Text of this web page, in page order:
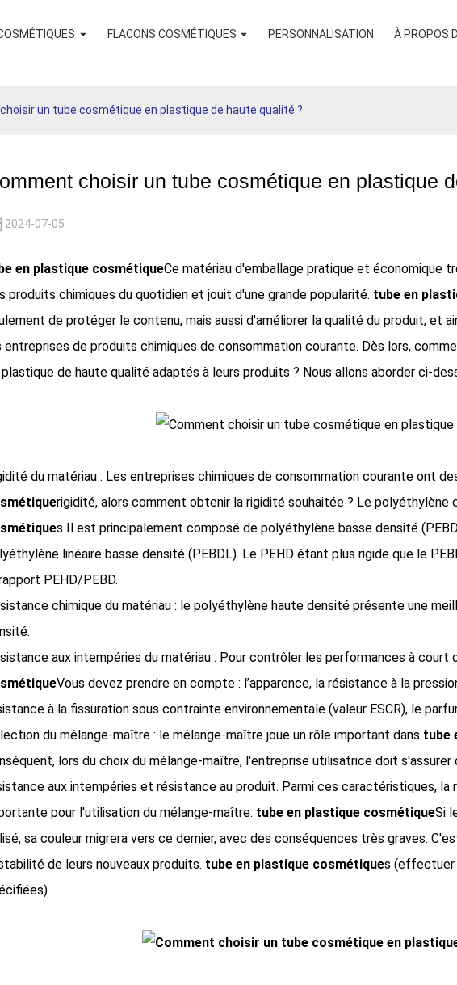
FLACONS COSMÉTIQUES PERSONNALISATION À PROPOS
un tube cosmétique en plastique de haute qualité ?
choisir un tube cosmétique en plastique
2024-07-05
en plastique cosmétiqueCe matériau d'emballage pratique et économique
produits chimiques du quotidien et jouit d'une grande popularité. tube en
de protéger le contenu, mais aussi d'améliorer la qualité du produit, et
entreprises de produits chimiques de consommation courante. Dès lors,
de haute qualité adaptés à leurs produits ? Nous allons aborder ci-
du matériau : Les entreprises chimiques de consommation courante ont
rigidité, alors comment obtenir la rigidité souhaitée ? Le polyéthylène
s Il est principalement composé de polyéthylène basse densité
linéaire basse densité (PEBDL). Le PEHD étant plus rigide que le
PEHD/PEBD.
chimique du matériau : le polyéthylène haute densité présente une
aux intempéries du matériau : Pour contrôler les performances à court
Vous devez prendre en compte : l’apparence, la résistance à la
à la fissuration sous contrainte environnementale (valeur ESCR), le
du mélange-maître : le mélange-maître joue un rôle important dans tube
lors du choix du mélange-maître, l'entreprise utilisatrice doit
aux intempéries et résistance au produit. Parmi ces caractéristiques,
pour l'utilisation du mélange-maître. tube en plastique cosmétiqueSi
sa couleur migrera vers ce dernier, avec des conséquences très graves.
de leurs nouveaux produits. tube en plastique cosmétiques (effectuer